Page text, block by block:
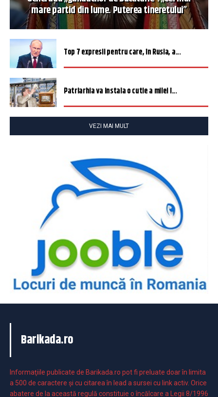
mare partid din lume. Puterea tineretului”
Top 7 expresii pentru care, în Rusia, a...
Patriarhia va instala o cutie a milei î...
VEZI MAI MULT
Barikada.ro
Informaţiile publicate de Barikada.ro pot fi preluate doar în limita
a 500 de caractere şi cu citarea în lead a sursei cu link activ. Orice
abatere de la această regulă constituie o încălcare a Legii 8/1996